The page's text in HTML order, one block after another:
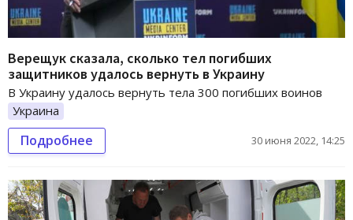
Верещук сказала, сколько тел погибших
защитников удалось вернуть в Украину
В Украину удалось вернуть тела 300 погибших воинов
Украина
Подробнее 30 июня 2022, 14:25